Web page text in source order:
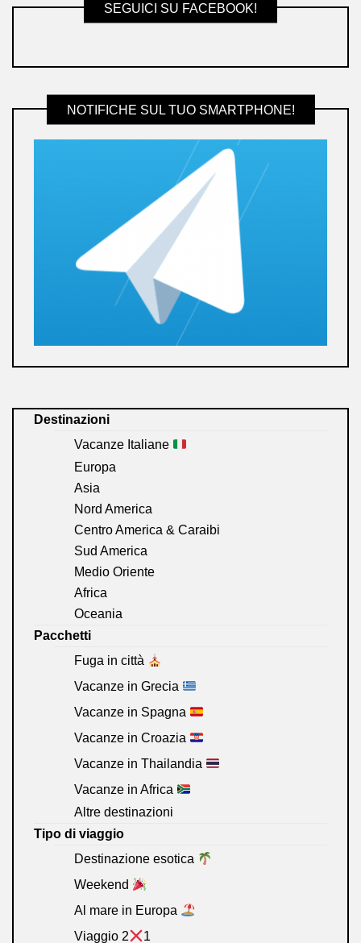
SEGUICI SU FACEBOOK!
NOTIFICHE SUL TUO SMARTPHONE!
Destinazioni
Vacanze Italiane
Europa
Asia
Nord America
Centro America & Caraibi
Sud America
Medio Oriente
Africa
Oceania
Pacchetti
Fuga in città
Vacanze in Grecia
Vacanze in Spagna
Vacanze in Croazia
Vacanze in Thailandia
Vacanze in Africa
Altre destinazioni
Tipo di viaggio
Destinazione esotica
Weekend
Al mare in Europa
Viaggio 2
1